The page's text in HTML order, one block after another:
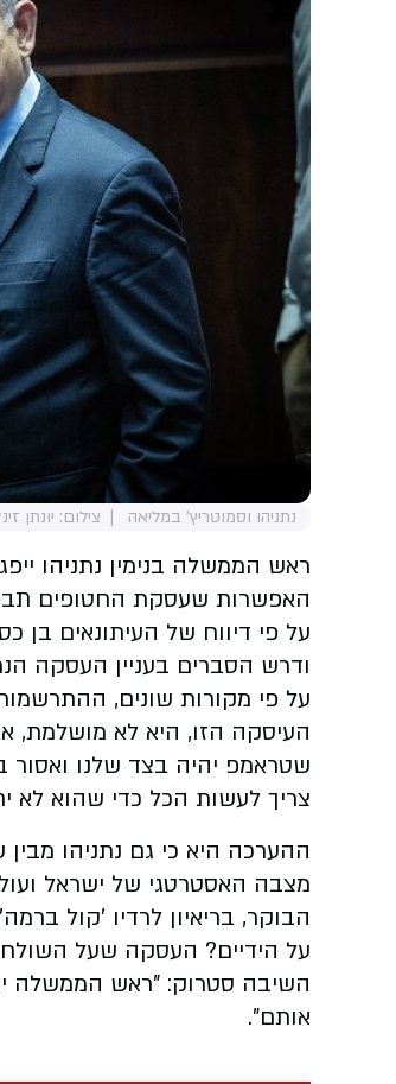
נתניהו וסמוטריץ' במליאה צילום: יונתן
ראש הממשלה בנימין נתניהו
האפשרות שעסקת החטופים
על פי דיווח של העיתונאים
ודרש הסברים בעניין העסקה
על פי מקורות שונים,
העיסקה הזו, היא לא מושלמת,
שטראמפ יהיה בצד שלנו ואסור
צריך לעשות הכל כדי שהוא לא
ההערכה היא כי גם נתניהו
מצבה האסטרטגי של ישראל
הבוקר, בריאיון לרדיו 'קול
על הידיים? העסקה שעל
השיבה סטרוק: "ראש הממשלה
אותם".